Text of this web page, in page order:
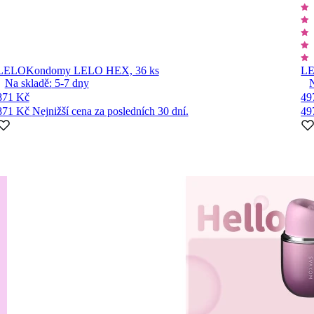
Kondomy LELO HEX, 36 ks
Na skladě: 5-7 dny
Kč
Kč Nejnižší cena za posledních 30 dní.